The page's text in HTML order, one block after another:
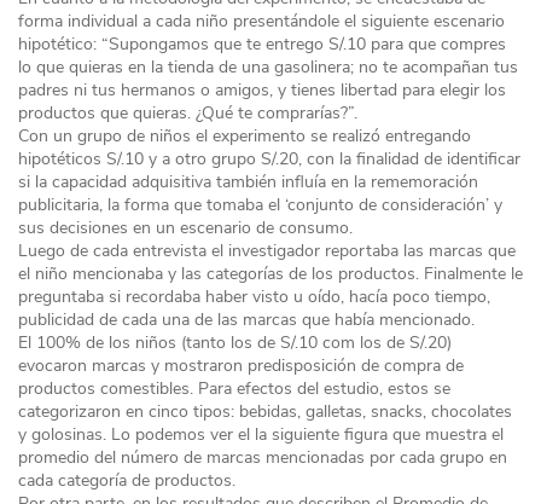
forma individual a cada niño presentándole el siguiente escenario
hipotético: “Supongamos que te entrego S/.10 para que compres
lo que quieras en la tienda de una gasolinera; no te acompañan tus
padres ni tus hermanos o amigos, y tienes libertad para elegir los
productos que quieras. ¿Qué te comprarías?”.
Con un grupo de niños el experimento se realizó entregando
hipotéticos S/.10 y a otro grupo S/.20, con la finalidad de identificar
si la capacidad adquisitiva también influía en la rememoración
publicitaria, la forma que tomaba el ‘conjunto de consideración’ y
sus decisiones en un escenario de consumo.
Luego de cada entrevista el investigador reportaba las marcas que
el niño mencionaba y las categorías de los productos. Finalmente le
preguntaba si recordaba haber visto u oído, hacía poco tiempo,
publicidad de cada una de las marcas que había mencionado.
El 100% de los niños (tanto los de S/.10 com los de S/.20)
evocaron marcas y mostraron predisposición de compra de
productos comestibles. Para efectos del estudio, estos se
categorizaron en cinco tipos: bebidas, galletas, snacks, chocolates
y golosinas. Lo podemos ver el la siguiente figura que muestra el
promedio del número de marcas mencionadas por cada grupo en
cada categoría de productos.